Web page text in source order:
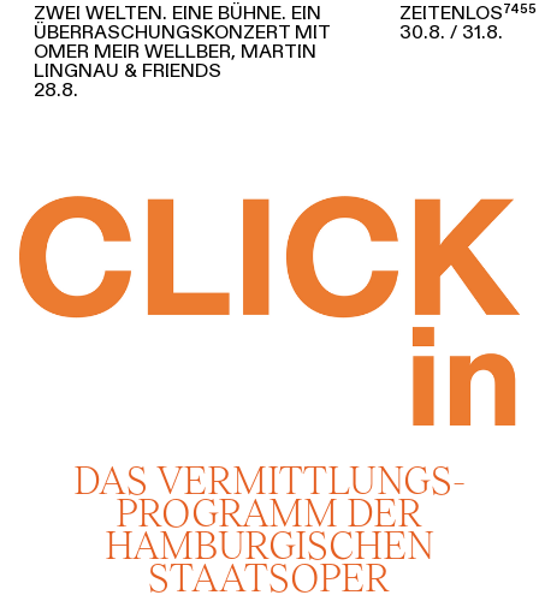
ZWEI WELTEN. EINE BÜHNE. EIN
ÜBERRASCHUNGSKONZERT MIT
OMER MEIR WELLBER, MARTIN
LINGNAU & FRIENDS
28.8.
ZEITENLOS⁷⁴⁵⁵
30.8.
31.8.
DAS VERMITTLUNGS­
PROGRAMM DER
HAMBURGISCHEN
STAATSOPER